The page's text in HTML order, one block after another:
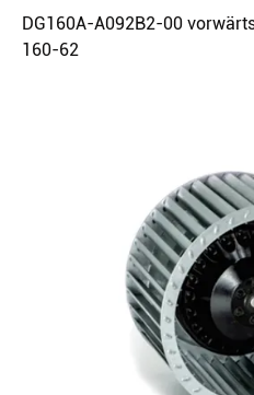
DG160A-A092B2-00
160-62